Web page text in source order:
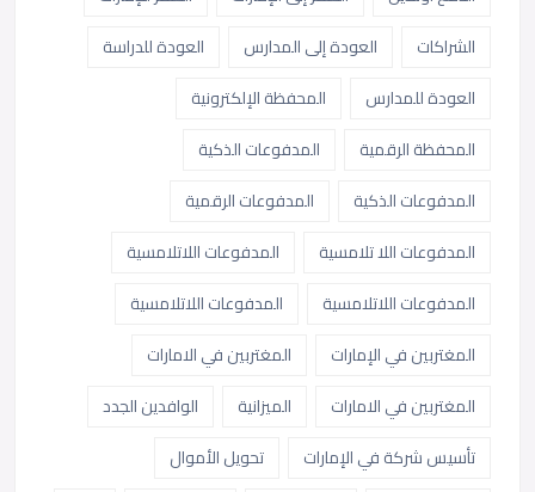
الشراكات
العودة إلى المدارس
العودة للدراسة
العودة للمدارس
المحفظة الإلكترونية
المحفظة الرقمية
المدفوعات الذكية
المدفوعات الذكية
المدفوعات الرقمية
المدفوعات اللا تلامسية
المدفوعات اللاتلامسية
المدفوعات اللاتلامسية
المدفوعات اللاتلامسية
المغتربين في الإمارات
المغتربين في الامارات
المغتربين في الامارات
الميزانية
الوافدين الجدد
تأسيس شركة في الإمارات
تحويل الأموال